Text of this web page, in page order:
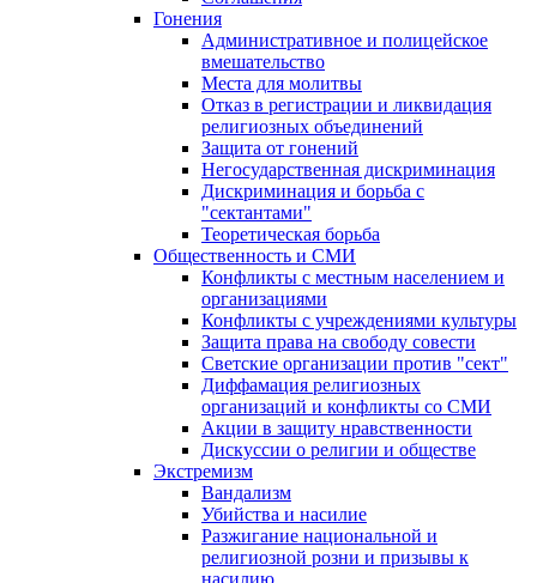
Гонения
Административное и полицейское
вмешательство
Места для молитвы
Отказ в регистрации и ликвидация
религиозных объединений
Защита от гонений
Негосударственная дискриминация
Дискриминация и борьба с
"сектантами"
Теоретическая борьба
Общественность и СМИ
Конфликты с местным населением и
организациями
Конфликты с учреждениями культуры
Защита права на свободу совести
Светские организации против "сект"
Диффамация религиозных
организаций и конфликты со СМИ
Акции в защиту нравственности
Дискуссии о религии и обществе
Экстремизм
Вандализм
Убийства и насилие
Разжигание национальной и
религиозной розни и призывы к